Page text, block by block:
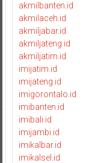
akmilbanten.id
akmilaceh.id
akmiljabar.id
akmiljateng.id
akmiljatim.id
imijatim.id
imijateng.id
imigorontalo.id
imibanten.id
imibali.id
imijambi.id
imikalbar.id
imikalsel.id